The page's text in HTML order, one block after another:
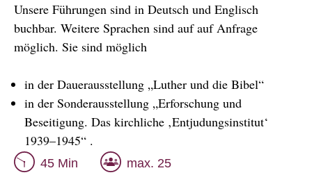
Unsere Führungen sind in Deutsch und Englisch
buchbar. Weitere Sprachen sind auf auf Anfrage
möglich. Sie sind möglich
in der Dauerausstellung „Luther und die Bibel“
in der Sonderausstellung „Erforschung und
Beseitigung. Das kirchliche ‚Entjudungsinstitut‘
1939–1945“ .
45 Min max. 25